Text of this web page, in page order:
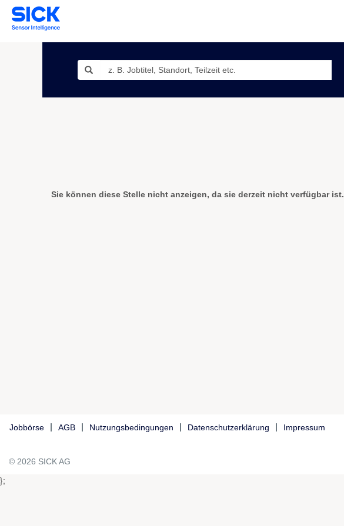
Sie können diese Stelle nicht anzeigen, da sie derzeit nicht verfügbar ist.
Jobbörse AGB Nutzungsbedingungen Datenschutzerklärung Impressum
© 2026 SICK AG
};